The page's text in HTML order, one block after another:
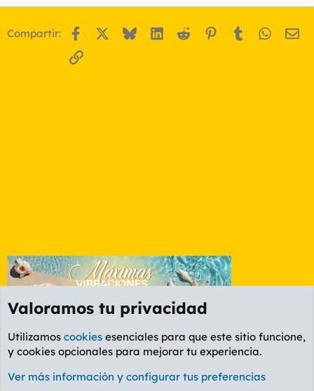
Compartir: Facebook BlueskyLinkedIn
Reddit Pinterest
Tumblr
Enlace
Foro General
Cookies
PL OLDSTYLE AMARILLO
Valoramos tu privacidad
Utilizamos cookies esenciales para que este sitio funcione,
y cookies opcionales para mejorar tu experiencia.
Ver más información y configurar tus preferencias